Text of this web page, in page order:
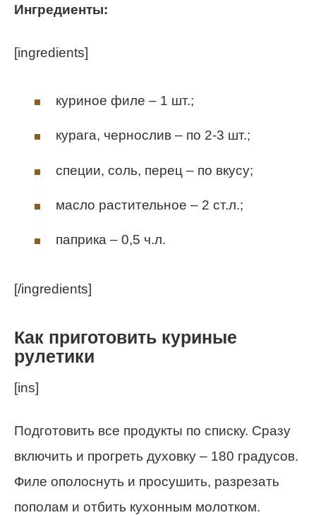
Ингредиенты:
[ingredients]
куриное филе – 1 шт.;
курага, чернослив – по 2-3 шт.;
специи, соль, перец – по вкусу;
масло растительное – 2 ст.л.;
паприка – 0,5 ч.л.
[/ingredients]
Как приготовить куриные
рулетики
[ins]
Подготовить все продукты по списку. Сразу
включить и прогреть духовку – 180 градусов.
Филе ополоснуть и просушить, разрезать
пополам и отбить кухонным молотком.